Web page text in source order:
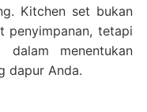
Kitchen set bukan
penyimpanan, tetapi
menentukan
dapur Anda.